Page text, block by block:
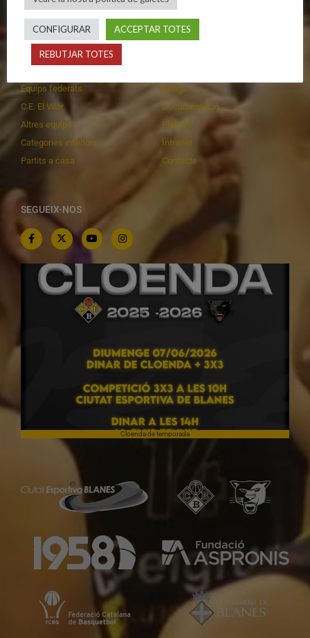
CALENDARIS
Primer Equip Masculí
Equips federats
C.E. El Vilar
Altres equips
Categories inferiors
Partits a casa
INFORMACIONS
Botiga
Documentació
Playoff
Intranet
Contacte
SEGUEIX-NOS
Cloenda de temporada
CONFIGURAR ACCEPTAR TOTES
REBUTJAR TOTES